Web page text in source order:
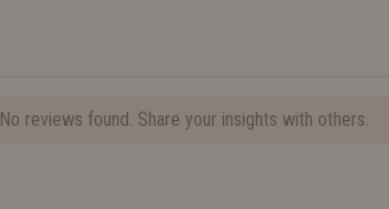
No reviews found. Share your insights with others.